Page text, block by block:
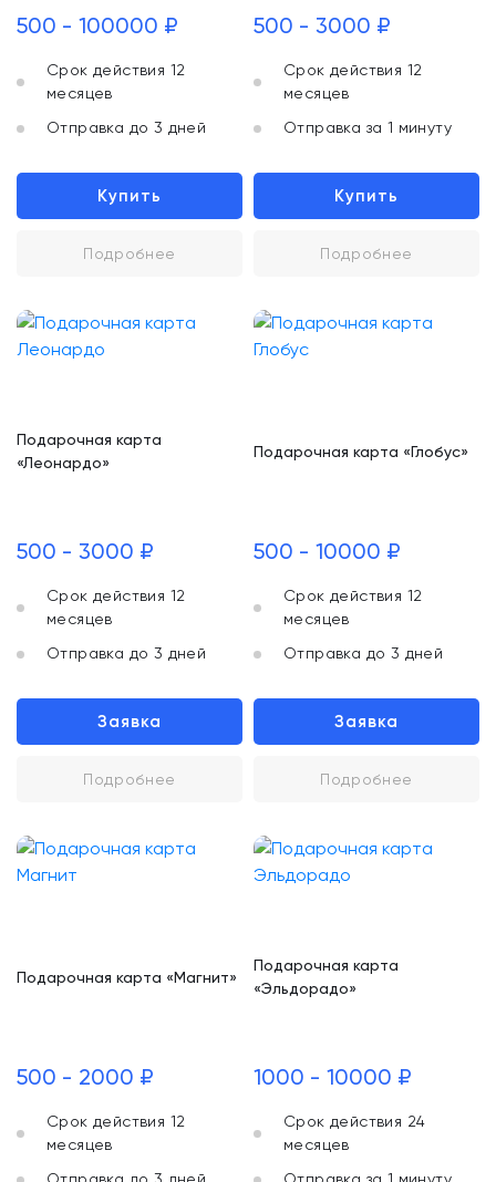
500 - 100000 ₽
Срок действия 12
месяцев
Отправка до 3 дней
Купить
Подробнее
500 - 3000 ₽
Срок действия 12
месяцев
Отправка за 1 минуту
Купить
Подробнее
Подарочная карта
«Леонардо»
500 - 3000 ₽
Срок действия 12
месяцев
Отправка до 3 дней
Заявка
Подробнее
Подарочная карта «Глобус»
500 - 10000 ₽
Срок действия 12
месяцев
Отправка до 3 дней
Заявка
Подробнее
Подарочная карта «Магнит»
500 - 2000 ₽
Срок действия 12
месяцев
Подарочная карта
«Эльдорадо»
1000 - 10000 ₽
Срок действия 24
месяцев